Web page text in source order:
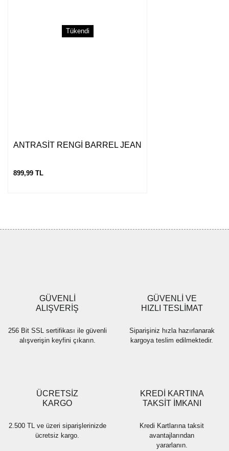
Tükendi
ANTRASİT RENGİ BARREL JEAN
899,99 TL
GÜVENLİ
ALIŞVERİŞ
256 Bit SSL sertifikası ile güvenli
alışverişin keyfini çıkarın.
GÜVENLİ VE
HIZLI TESLİMAT
Siparişiniz hızla hazırlanarak
kargoya teslim edilmektedir.
ÜCRETSİZ
KARGO
2.500 TL ve üzeri siparişlerinizde
ücretsiz kargo.
KREDİ KARTINA
TAKSİT İMKANI
Kredi Kartlarına taksit
avantajlarından
yararlanın.